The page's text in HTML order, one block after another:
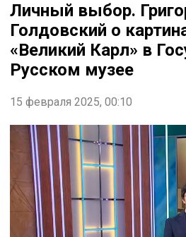
Личный выбор.
Голдовский о
«Великий Карл» в
Русском музее
15 февраля 2025, 00:10